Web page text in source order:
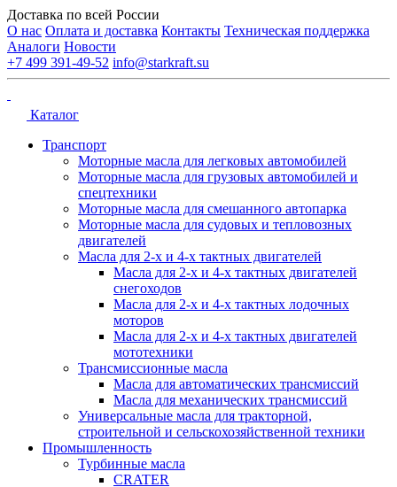
Доставка по всей России
О нас Оплата и доставка Контакты Техническая поддержка
Аналоги Новости
+7 499 391-49-52 info@starkraft.su
Каталог
Транспорт
Моторные масла для легковых автомобилей
Моторные масла для грузовых автомобилей и
спецтехники
Моторные масла для смешанного автопарка
Моторные масла для судовых и тепловозных
двигателей
Масла для 2-х и 4-х тактных двигателей
Масла для 2-х и 4-х тактных двигателей
снегоходов
Масла для 2-х и 4-х тактных лодочных
моторов
Масла для 2-х и 4-х тактных двигателей
мототехники
Трансмиссионные масла
Масла для автоматических трансмиссий
Масла для механических трансмиссий
Универсальные масла для тракторной,
строительной и сельскохозяйственной техники
Промышленность
Турбинные масла
CRATER